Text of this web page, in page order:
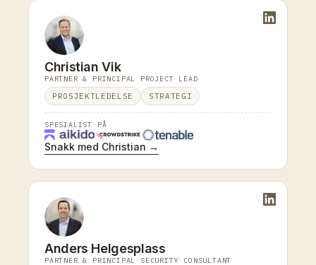
Christian Vik
PARTNER & PRINCIPAL PROJECT LEAD
PROSJEKTLEDELSE STRATEGI
SPESIALIST PÅ
Snakk med Christian →
Anders Helgesplass
PARTNER & PRINCIPAL SECURITY CONSULTANT